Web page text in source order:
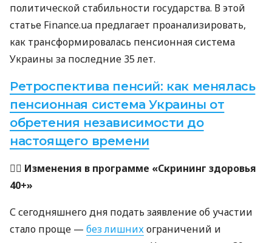
политической стабильности государства. В этой
статье Finance.ua предлагает проанализировать,
как трансформировалась пенсионная система
Украины за последние 35 лет.
Ретроспектива пенсий: как менялась
пенсионная система Украины от
обретения независимости до
настоящего времени
👩‍⚕️ Изменения в программе «Скрининг здоровья
40+»
С сегодняшнего дня подать заявление об участии
стало проще — без лишнихограничений и